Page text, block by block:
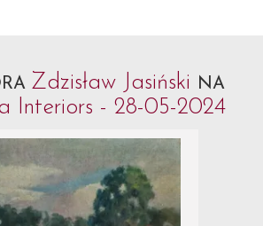
Zdzisław Jasiński NA
Interiors - 28-05-2024